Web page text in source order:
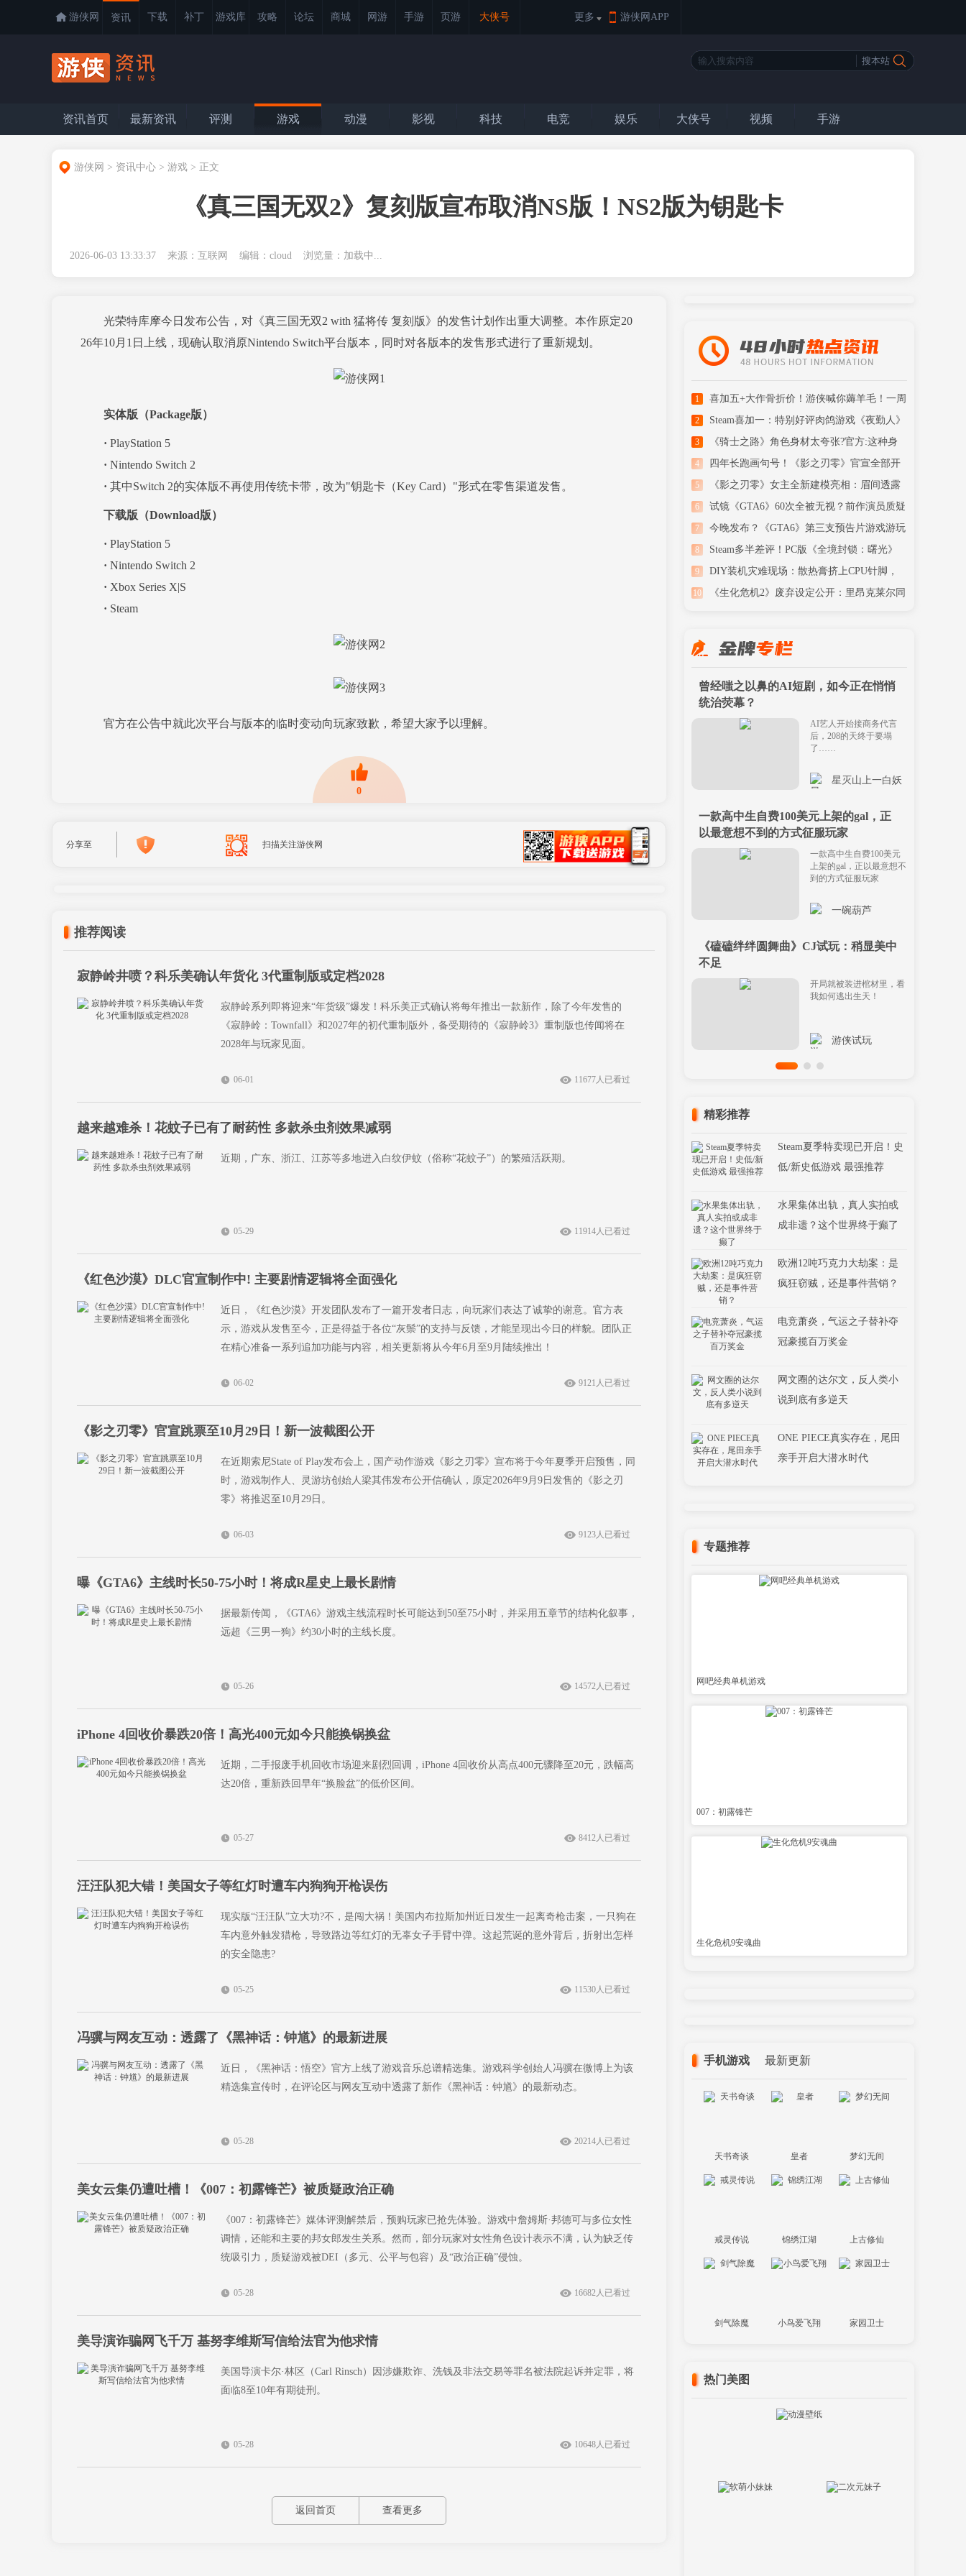
游侠网 资讯 下载 补丁 游戏库 攻略 论坛 商城 网游 手游 页游 大侠号 更多 游侠网APP
资讯首页 最新资讯 评测 游戏 动漫 影视 科技 电竞 娱乐 大侠号 视频 手游
游侠网 > 资讯中心 > 游戏 > 正文
《真三国无双2》复刻版宣布取消NS版！NS2版为钥匙卡
2026-06-03 13:33:37 来源：互联网 编辑：cloud 浏览量： 加载中...
光荣特库摩今日发布公告，对《真三国无双2 with 猛将传 复刻版》的发售计划作出重大调整。本作原定20
26年10月1日上线，现确认取消原Nintendo Switch平台版本，同时对各版本的发售形式进行了重新规划。
实体版（Package版）
· PlayStation 5
· Nintendo Switch 2
· 其中Switch 2的实体版不再使用传统卡带，改为"钥匙卡（Key Card）"形式在零售渠道发售。
下载版（Download版）
· PlayStation 5
· Nintendo Switch 2
· Xbox Series X|S
· Steam
官方在公告中就此次平台与版本的临时变动向玩家致歉，希望大家予以理解。
0
分享至 扫描关注游侠网
推荐阅读
寂静岭井喷？科乐美确认年货化 3代重制版或定档2028
寂静岭系列即将迎来“年货级”爆发！科乐美正式确认将每年推出一款新作，除了今年发售的
《寂静岭：Townfall》和2027年的初代重制版外，备受期待的《寂静岭3》重制版也传闻将在
2028年与玩家见面。
06-01 11677人已看过
越来越难杀！花蚊子已有了耐药性 多款杀虫剂效果减弱
近期，广东、浙江、江苏等多地进入白纹伊蚊（俗称“花蚊子”）的繁殖活跃期。
05-29 11914人已看过
《红色沙漠》DLC官宣制作中! 主要剧情逻辑将全面强化
近日，《红色沙漠》开发团队发布了一篇开发者日志，向玩家们表达了诚挚的谢意。官方表
示，游戏从发售至今，正是得益于各位“灰鬃”的支持与反馈，才能呈现出今日的样貌。团队正
在精心准备一系列追加功能与内容，相关更新将从今年6月至9月陆续推出！
06-02 9121人已看过
《影之刃零》官宣跳票至10月29日！新一波截图公开
在近期索尼State of Play发布会上，国产动作游戏《影之刃零》宣布将于今年夏季开启预售，同
时，游戏制作人、灵游坊创始人梁其伟发布公开信确认，原定2026年9月9日发售的《影之刃
零》将推迟至10月29日。
06-03 9123人已看过
曝《GTA6》主线时长50-75小时！将成R星史上最长剧情
据最新传闻，《GTA6》游戏主线流程时长可能达到50至75小时，并采用五章节的结构化叙事，
远超《三男一狗》约30小时的主线长度。
05-26 14572人已看过
iPhone 4回收价暴跌20倍！高光400元如今只能换锅换盆
近期，二手报废手机回收市场迎来剧烈回调，iPhone 4回收价从高点400元骤降至20元，跌幅高
达20倍，重新跌回早年“换脸盆”的低价区间。
05-27 8412人已看过
汪汪队犯大错！美国女子等红灯时遭车内狗狗开枪误伤
现实版“汪汪队”立大功?不，是闯大祸！美国内布拉斯加州近日发生一起离奇枪击案，一只狗在
车内意外触发猎枪，导致路边等红灯的无辜女子手臂中弹。这起荒诞的意外背后，折射出怎样
的安全隐患?
05-25 11530人已看过
冯骥与网友互动：透露了《黑神话：钟馗》的最新进展
近日，《黑神话：悟空》官方上线了游戏音乐总谱精选集。游戏科学创始人冯骥在微博上为该
精选集宣传时，在评论区与网友互动中透露了新作《黑神话：钟馗》的最新动态。
05-28 20214人已看过
美女云集仍遭吐槽！《007：初露锋芒》被质疑政治正确
《007：初露锋芒》媒体评测解禁后，预购玩家已抢先体验。游戏中詹姆斯·邦德可与多位女性
调情，还能和主要的邦女郎发生关系。然而，部分玩家对女性角色设计表示不满，认为缺乏传
统吸引力，质疑游戏被DEI（多元、公平与包容）及“政治正确”侵蚀。
05-28 16682人已看过
美导演诈骗网飞千万 基努李维斯写信给法官为他求情
美国导演卡尔·林区（Carl Rinsch）因涉嫌欺诈、洗钱及非法交易等罪名被法院起诉并定罪，将
面临8至10年有期徒刑。
05-28 10648人已看过
返回首页 查看更多
1
喜加五+大作骨折价！游侠喊你薅羊毛！一周
喜加一汇总
2
Steam喜加一：特别好评肉鸽游戏《夜勤人》
免费领取！
3
《骑士之路》角色身材太夸张?官方:这种身
材现实存在
4
四年长跑画句号！《影之刃零》官宣全部开
发完成
5
《影之刃零》女主全新建模亮相：眉间透露
清冷侠气
6
试镜《GTA6》60次全被无视？前作演员质疑
R星潜规则
7
今晚发布？《GTA6》第三支预告片游戏游玩
内容被曝
8
Steam多半差评！PC版《全境封锁：曙光》
首发翻车了
9
DIY装机灾难现场：散热膏挤上CPU针脚，
玩家看了心痛
10
《生化危机2》废弃设定公开：里昂克莱尔同
曾经嗤之以鼻的AI短剧，如今正在悄悄
统治荧幕？
AI艺人开始接商务代言
后，208的天终于要塌
了……
星灭山上一白妖
一款高中生自费100美元上架的gal，正
以最意想不到的方式征服玩家
一款高中生自费100美元
上架的gal，正以最意想不
到的方式征服玩家
一碗葫芦
《磕磕绊绊圆舞曲》CJ试玩：稍显美中
不足
开局就被装进棺材里，看
我如何逃出生天！
游侠试玩
精彩推荐
Steam夏季特卖现已开启！史
低/新史低游戏 最强推荐
水果集体出轨，真人实拍或
成非遗？这个世界终于癫了
欧洲12吨巧克力大劫案：是
疯狂窃贼，还是事件营销？
电竞萧炎，气运之子替补夺
冠豪揽百万奖金
网文圈的达尔文，反人类小
说到底有多逆天
ONE PIECE真实存在，尾田
亲手开启大潜水时代
专题推荐
网吧经典单机游戏
007：初露锋芒
生化危机9安魂曲
手机游戏 最新更新
天书奇谈 皇者 梦幻无间
戒灵传说 锦绣江湖 上古修仙
剑气除魔 小鸟爱飞翔 家园卫士
热门美图